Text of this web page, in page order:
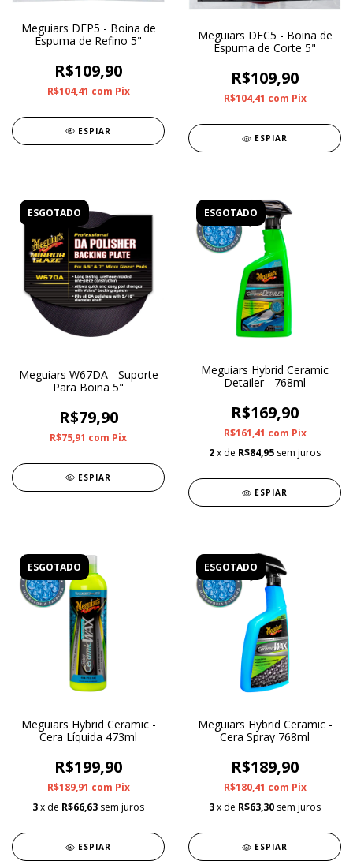
Meguiars DFP5 - Boina de
Espuma de Refino 5"
R$109,90
R$104,41 com Pix
ESPIAR
Meguiars DFC5 - Boina de
Espuma de Corte 5"
R$109,90
R$104,41 com Pix
ESPIAR
ESGOTADO
Meguiars W67DA - Suporte
Para Boina 5"
R$79,90
R$75,91 com Pix
ESPIAR
ESGOTADO
Meguiars Hybrid Ceramic
Detailer - 768ml
R$169,90
R$161,41 com Pix
2x de R$84,95 sem juros
ESPIAR
ESGOTADO
Meguiars Hybrid Ceramic -
Cera Líquida 473ml
R$199,90
R$189,91 com Pix
3x de R$66,63 sem juros
ESPIAR
ESGOTADO
Meguiars Hybrid Ceramic -
Cera Spray 768ml
R$189,90
R$180,41 com Pix
3x de R$63,30 sem juros
ESPIAR